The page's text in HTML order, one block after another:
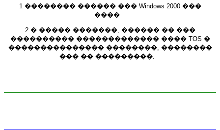
1 �������� ������ ��� Windows 2000 ���
����
2 � ����� �������, ������ �� ���
���������� ������������� ���� TOS �
��������������� ��������, ��������
��� �� ���������.